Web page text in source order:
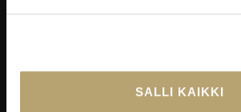
SALLI KAIKKI
Ruokapaikka.fi